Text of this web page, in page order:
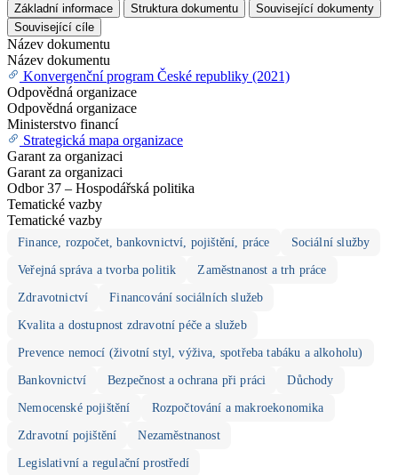
Základní informace Struktura dokumentu
Související dokumenty
Související cíle
Název dokumentu
Název dokumentu
Konvergenční program České republiky (2021)
Odpovědná organizace
Odpovědná organizace
Ministerstvo financí
Strategická mapa organizace
Garant za organizaci
Garant za organizaci
Odbor 37 – Hospodářská politika
Tematické vazby
Tematické vazby
Finance, rozpočet, bankovnictví, pojištění, práce Sociální služby
Veřejná správa a tvorba politik Zaměstnanost a trh práce
Zdravotnictví Financování sociálních služeb
Kvalita a dostupnost zdravotní péče a služeb
Prevence nemocí (životní styl, výživa, spotřeba tabáku a alkoholu)
Bankovnictví Bezpečnost a ochrana při práci Důchody
Nemocenské pojištění Rozpočtování a makroekonomika
Zdravotní pojištění Nezaměstnanost
Legislativní a regulační prostředí